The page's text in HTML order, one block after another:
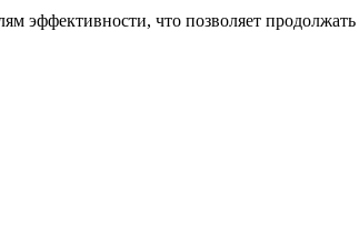
эффективности, что позволяет